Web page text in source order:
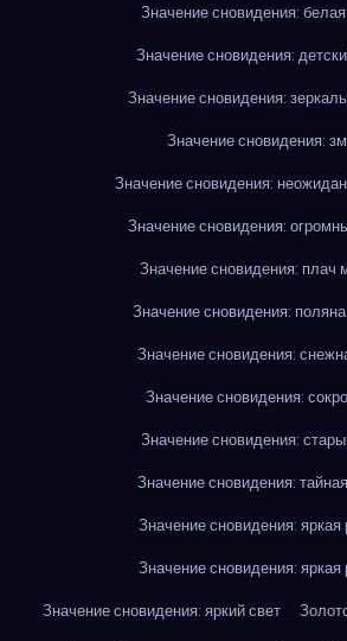
Значение сновидения:
Значение сновидения:
Значение сновидения:
Значение сновидения:
Значение сновидения:
Значение сновидения:
Значение сновидения: плач
Значение сновидения:
Значение сновидения:
Значение сновидения:
Значение сновидения:
Значение сновидения:
Значение сновидения: яркая
Значение сновидения: яркая
Значение сновидения: яркий свет